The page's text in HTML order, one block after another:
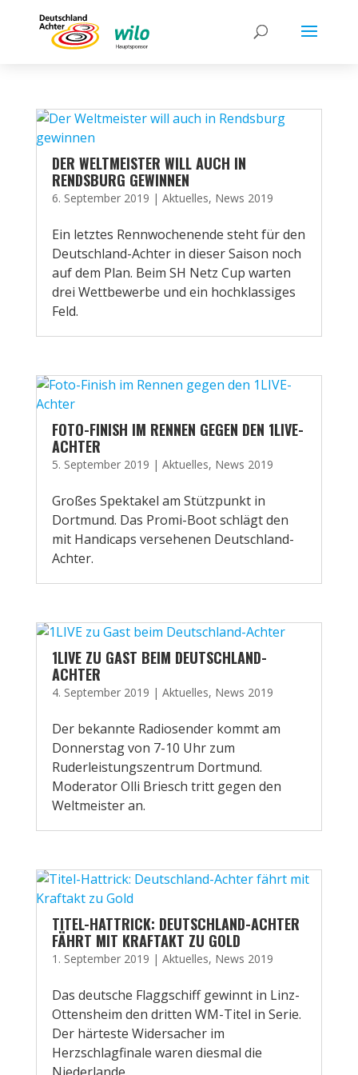
DER WELTMEISTER WILL AUCH IN
RENDSBURG GEWINNEN
6. September 2019 | Aktuelles, News 2019
Ein letztes Rennwochenende steht für den
Deutschland-Achter in dieser Saison noch
auf dem Plan. Beim SH Netz Cup warten
drei Wettbewerbe und ein hochklassiges
Feld.
FOTO-FINISH IM RENNEN GEGEN DEN 1LIVE-
ACHTER
5. September 2019 | Aktuelles, News 2019
Großes Spektakel am Stützpunkt in
Dortmund. Das Promi-Boot schlägt den
mit Handicaps versehenen Deutschland-
Achter.
1LIVE ZU GAST BEIM DEUTSCHLAND-
ACHTER
4. September 2019 | Aktuelles, News 2019
Der bekannte Radiosender kommt am
Donnerstag von 7-10 Uhr zum
Ruderleistungszentrum Dortmund.
Moderator Olli Briesch tritt gegen den
Weltmeister an.
TITEL-HATTRICK: DEUTSCHLAND-ACHTER
FÄHRT MIT KRAFTAKT ZU GOLD
1. September 2019 | Aktuelles, News 2019
Das deutsche Flaggschiff gewinnt in Linz-
Ottensheim den dritten WM-Titel in Serie.
Der härteste Widersacher im
Herzschlagfinale waren diesmal die